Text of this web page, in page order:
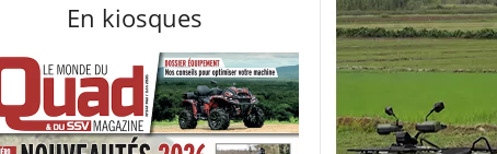
En kiosques